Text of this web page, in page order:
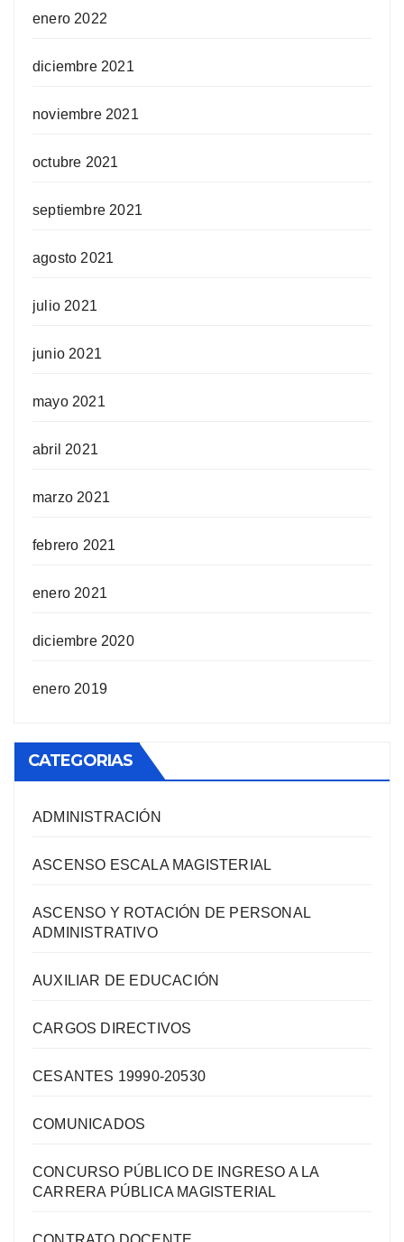
enero 2022
diciembre 2021
noviembre 2021
octubre 2021
septiembre 2021
agosto 2021
julio 2021
junio 2021
mayo 2021
abril 2021
marzo 2021
febrero 2021
enero 2021
diciembre 2020
enero 2019
CATEGORIAS
ADMINISTRACIÓN
ASCENSO ESCALA MAGISTERIAL
ASCENSO Y ROTACIÓN DE PERSONAL
ADMINISTRATIVO
AUXILIAR DE EDUCACIÓN
CARGOS DIRECTIVOS
CESANTES 19990-20530
COMUNICADOS
CONCURSO PÚBLICO DE INGRESO A LA
CARRERA PÚBLICA MAGISTERIAL